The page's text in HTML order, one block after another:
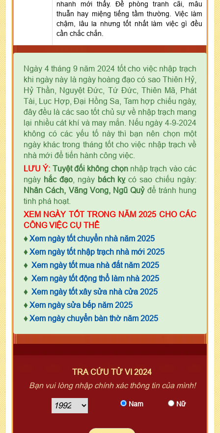
nhanh mới thấy. Đề phòng tranh cãi, mâu
thuẫn hay miệng tiếng tầm thường. Việc làm
chậm, lâu la nhưng tốt nhất làm việc gì đều
cần chắc chắn.
Ngày 4 tháng 9 năm 2024 tốt cho việc nhập trạch
khi ngày này là ngày hoàng đạo có sao Thiên Hỷ,
Hỷ Thần, Nguyệt Đức, Tứ Đức, Thiên Mã, Phát
Tài, Lục Hợp, Đại Hồng Sa, Tam hợp chiếu ngày,
đây đều là các sao tốt chủ sự về nhập trạch mang
lại nhiều cát khí và may mắn. Nếu ngày 4-9-2024
không có các yếu tố này thì bạn nên chọn một
ngày khác trong tháng tốt cho việc nhập trạch về
nhà mới để tiến hành công việc.
LƯU Ý: Tuyệt đối không chọnnhập trạch vào các
ngày hắc đạo, ngày bách kỵcó sao chiếu ngày:
Nhân Cách, Vãng Vong, Ngũ Quỷđể tránh hung
tinh phá hoạt.
XEM NGÀY TỐT TRONG NĂM 2025 CHO CÁC
CÔNG VIỆC CỤ THỂ
♦ Xem ngày tốt chuyển nhà năm 2025
♦ Xem ngày tốt nhập trạch nhà mới 2025
♦ Xem ngày tốt mua nhà đất năm 2025
♦ Xem ngày tốt động thổ làm nhà 2025
♦ Xem ngày tốt xây sửa nhà cửa 2025
♦ Xem ngày sửa bếp năm 2025
♦ Xem ngày chuyển bàn thờ năm 2025
TRA CỨU TỬ VI 2024
Bạn vui lòng nhập chính xác thông tin của mình!
Nam Nữ